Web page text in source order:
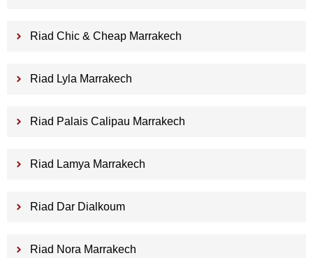
Riad Chic & Cheap Marrakech
Riad Lyla Marrakech
Riad Palais Calipau Marrakech
Riad Lamya Marrakech
Riad Dar Dialkoum
Riad Nora Marrakech